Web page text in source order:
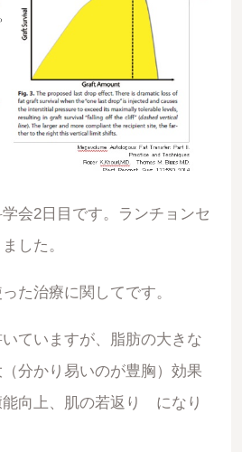
会2日目です。ランチョンセ
した。
た治療に関してです。
ていますが、脂肪の大きな
分かり易いのが豊胸）効果
向上、肌の若返り になり